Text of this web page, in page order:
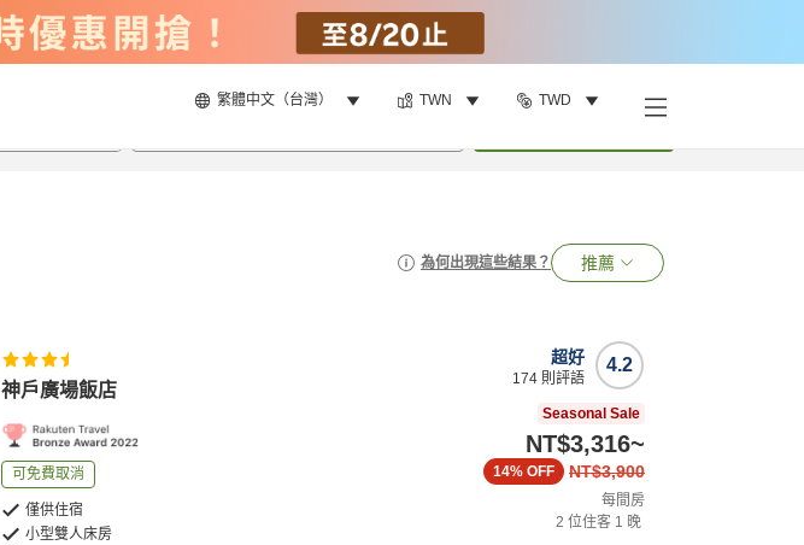
繁體中文（台灣） TWN TWD
為何出現這些結果？ 推薦
神戶廣場飯店
可免費取消
僅供住宿
小型雙人床房
4.2
超好
174 則評語
Seasonal Sale
NT$3,316~
NT$3,900
14% OFF
每間房
2 位住客 1 晚